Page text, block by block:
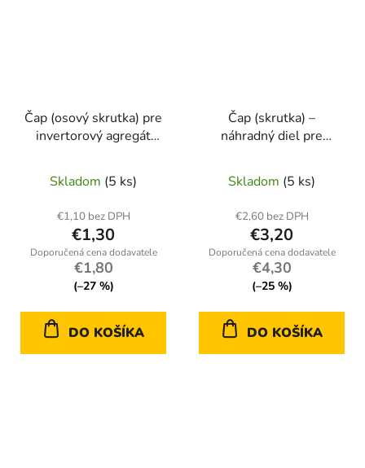
Čap (osový skrutka) pre
invertorový agregát
Skladom (5 ks)
€1,10 bez DPH
€1,30
€1,80
(–27 %)
DO KOŠÍKA
Čap (skrutka) –
náhradný diel pre
Kraft&amp;Dele KD680
Skladom (5 ks)
€2,60 bez DPH
€3,20
€4,30
(–25 %)
DO KOŠÍKA